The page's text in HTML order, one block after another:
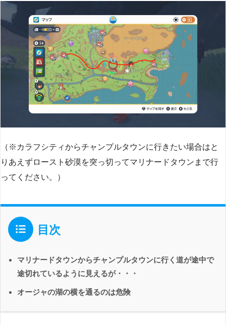
（※カラフシティからチャンプルタウンに行きたい場合はと
りあえずロースト砂漠を突っ切ってマリナードタウンまで行
ってください。）
目次
マリナードタウンからチャンプルタウンに行く道が途中で
途切れているように見えるが・・・
オージャの湖の横を通るのは危険